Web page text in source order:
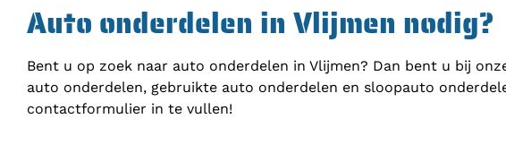
Auto onderdelen in Vlijmen nodig?
Bent u op zoek naar auto onderdelen in Vlijmen? Dan bent u bij
auto onderdelen, gebruikte auto onderdelen en sloopauto
contactformulier in te vullen!